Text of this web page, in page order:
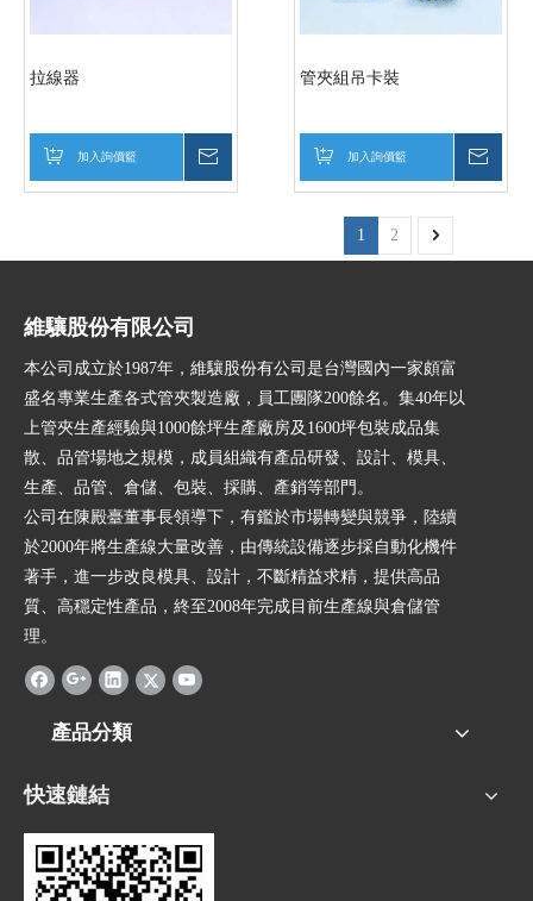
拉線器
加入詢價籃
管夾組吊卡裝
加入詢價籃
1 2
維驤股份有限公司
本公司成立於1987年，維驤股份有公司是台灣國內一家頗富
盛名專業生產各式管夾製造廠，員工團隊200餘名。集40年以
上管夾生產經驗與1000餘坪生產廠房及1600坪包裝成品集
散、品管場地之規模，成員組織有產品研發、設計、模具、
生產、品管、倉儲、包裝、採購、產銷等部門。
公司在陳殿臺董事長領導下，有鑑於市場轉變與競爭，陸續
於2000年將生產線大量改善，由傳統設備逐步採自動化機件
著手，進一步改良模具、設計，不斷精益求精，提供高品
質、高穩定性產品，終至2008年完成目前生產線與倉儲管
理。
產品分類
快速鏈結